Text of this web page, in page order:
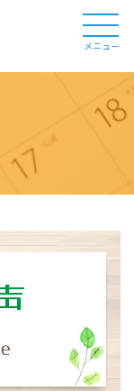
メニュー